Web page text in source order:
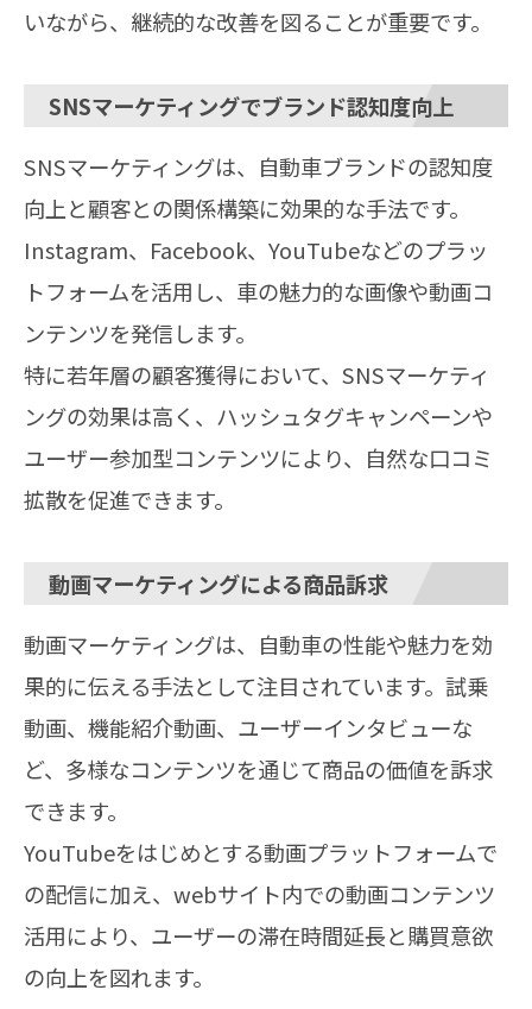
いながら、継続的な改善を図ることが重要です。
SNSマーケティングでブランド認知度向上
SNSマーケティングは、自動車ブランドの認知度
向上と顧客との関係構築に効果的な手法です。
Instagram、Facebook、YouTubeなどのプラッ
トフォームを活用し、車の魅力的な画像や動画コ
ンテンツを発信します。
特に若年層の顧客獲得において、SNSマーケティ
ングの効果は高く、ハッシュタグキャンペーンや
ユーザー参加型コンテンツにより、自然な口コミ
拡散を促進できます。
動画マーケティングによる商品訴求
動画マーケティングは、自動車の性能や魅力を効
果的に伝える手法として注目されています。試乗
動画、機能紹介動画、ユーザーインタビューな
ど、多様なコンテンツを通じて商品の価値を訴求
できます。
YouTubeをはじめとする動画プラットフォームで
の配信に加え、webサイト内での動画コンテンツ
活用により、ユーザーの滞在時間延長と購買意欲
の向上を図れます。